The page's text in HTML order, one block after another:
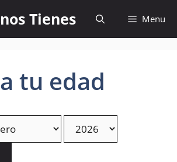
Tienes Menu
tu edad